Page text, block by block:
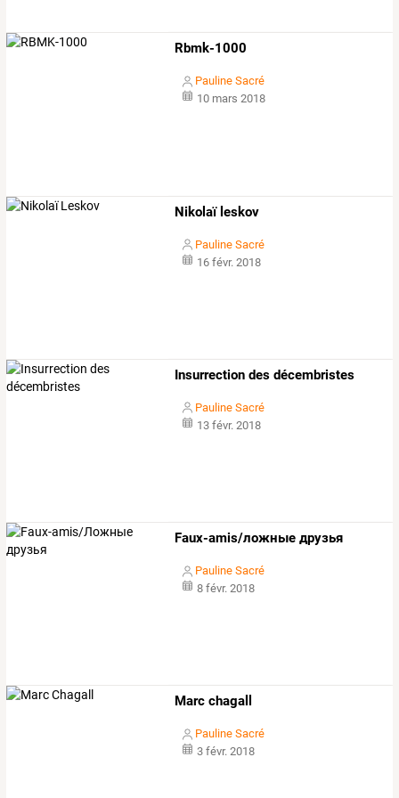
Rbmk-1000
Pauline Sacré
10 mars 2018
Nikolaï leskov
Pauline Sacré
16 févr. 2018
Insurrection des décembristes
Pauline Sacré
13 févr. 2018
Faux-amis/ложные друзья
Pauline Sacré
8 févr. 2018
Marc chagall
Pauline Sacré
3 févr. 2018